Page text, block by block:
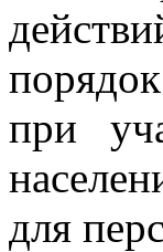
при
для